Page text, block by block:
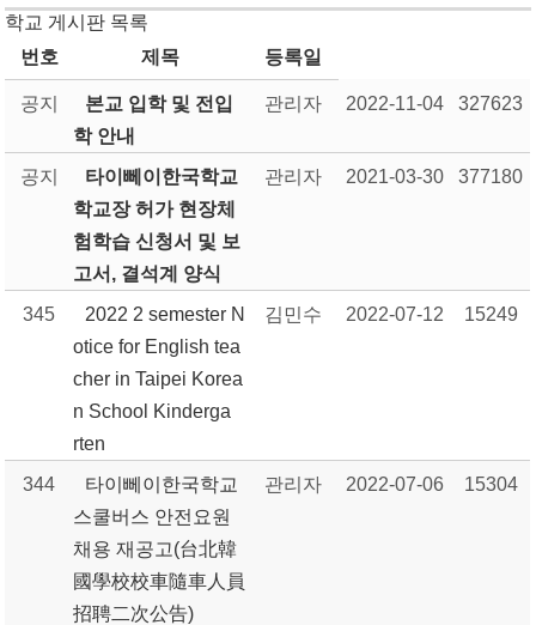
학교 게시판 목록
번호
제목 등록일
공지
본교 입학 및 전입
학 안내
관리자 2022-11-04 327623
공지
타이뻬이한국학교
학교장 허가 현장체
험학습 신청서 및 보
고서, 결석계 양식
관리자 2021-03-30 377180
345
2022 2 semester N
otice for English tea
cher in Taipei Korea
n School Kinderga
rten
김민수 2022-07-12 15249
344
타이뻬이한국학교
스쿨버스 안전요원
채용 재공고(台北韓
國學校校車隨車人員
招聘二次公告)
관리자 2022-07-06 15304